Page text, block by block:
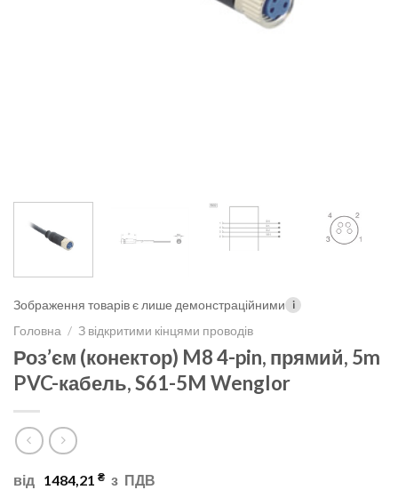
Зображення товарів є лише демонстраційними i
Головна / З відкритими кінцями проводів
Роз’єм (конектор) M8 4-pin, прямий, 5m
PVC-кабель, S61-5M Wenglor
від 1484,21 ₴ з ПДВ